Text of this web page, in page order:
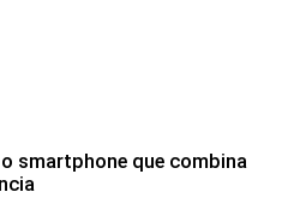
smartphone que combina